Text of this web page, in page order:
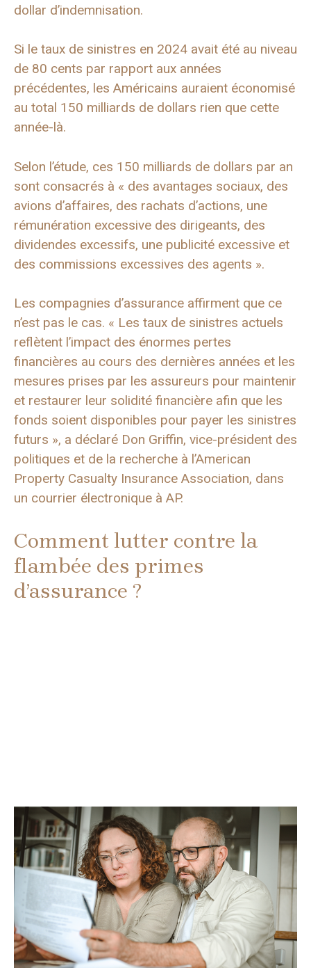
dollar d’indemnisation.
Si le taux de sinistres en 2024 avait été au niveau
de 80 cents par rapport aux années
précédentes, les Américains auraient économisé
au total 150 milliards de dollars rien que cette
année-là.
Selon l’étude, ces 150 milliards de dollars par an
sont consacrés à « des avantages sociaux, des
avions d’affaires, des rachats d’actions, une
rémunération excessive des dirigeants, des
dividendes excessifs, une publicité excessive et
des commissions excessives des agents ».
Les compagnies d’assurance affirment que ce
n’est pas le cas. « Les taux de sinistres actuels
reflètent l’impact des énormes pertes
financières au cours des dernières années et les
mesures prises par les assureurs pour maintenir
et restaurer leur solidité financière afin que les
fonds soient disponibles pour payer les sinistres
futurs », a déclaré Don Griffin, vice-président des
politiques et de la recherche à l’American
Property Casualty Insurance Association, dans
un courrier électronique à AP.
Comment lutter contre la
flambée des primes
d’assurance ?